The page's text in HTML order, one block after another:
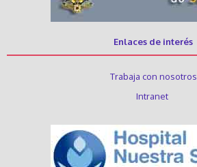
Enlaces de interés
Trabaja con nosotros
Intranet